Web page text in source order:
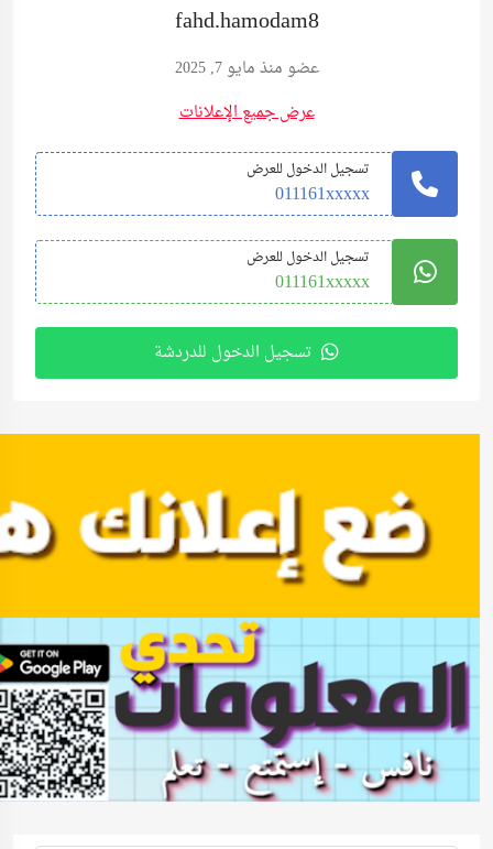
fahd.hamodam8
عضو منذ مايو 7, 2025
عرض جميع الإعلانات
تسجيل الدخول للعرض
011161xxxxx
تسجيل الدخول للعرض
011161xxxxx
تسجيل الدخول للدردشة